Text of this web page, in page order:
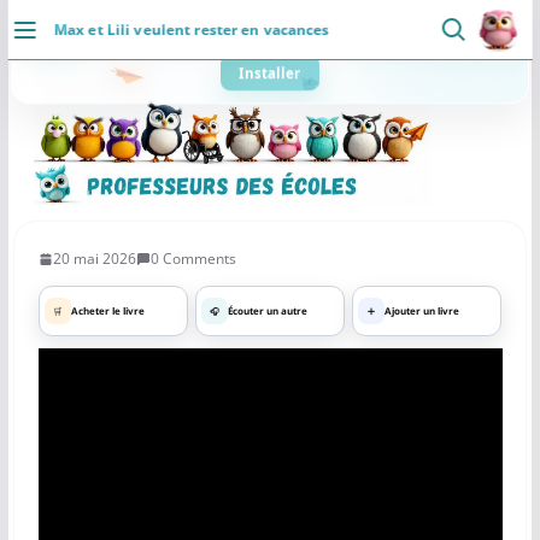
PasserMax et Lili veulent rester en vacances
DÉCOUVRIR
Accueil
Se connecter
Ressources
20 mai 2026 0 Comments
🛒 Acheter le livre 🎧 Écouter un autre ➕ Ajouter un livre
Professeurs des Ecoles 5.0 ⭐
👥Communaute 📄 Ressources ⚡ Rapide
Installer